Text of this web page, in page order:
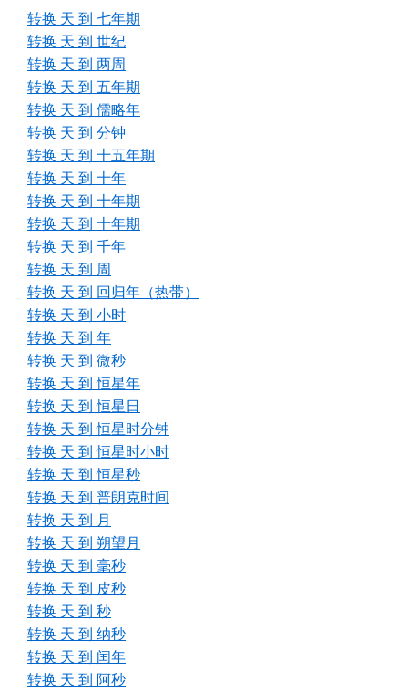
转换 天 到 七年期
转换 天 到 世纪
转换 天 到 两周
转换 天 到 五年期
转换 天 到 儒略年
转换 天 到 分钟
转换 天 到 十五年期
转换 天 到 十年
转换 天 到 十年期
转换 天 到 十年期
转换 天 到 千年
转换 天 到 周
转换 天 到 回归年（热带）
转换 天 到 小时
转换 天 到 年
转换 天 到 微秒
转换 天 到 恒星年
转换 天 到 恒星日
转换 天 到 恒星时分钟
转换 天 到 恒星时小时
转换 天 到 恒星秒
转换 天 到 普朗克时间
转换 天 到 月
转换 天 到 朔望月
转换 天 到 毫秒
转换 天 到 皮秒
转换 天 到 秒
转换 天 到 纳秒
转换 天 到 闰年
转换 天 到 阿秒